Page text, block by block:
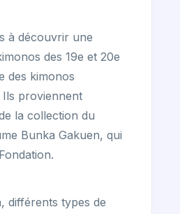
à découvrir une
des 19e et 20e
des kimonos
proviennent
la collection du
Bunka Gakuen, qui
différents types de